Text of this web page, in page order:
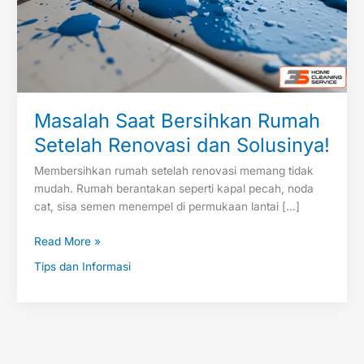
Masalah Saat Bersihkan Rumah
Setelah Renovasi dan Solusinya!
Membersihkan rumah setelah renovasi memang tidak
mudah. Rumah berantakan seperti kapal pecah, noda
cat, sisa semen menempel di permukaan lantai […]
Read More »
Tips dan Informasi